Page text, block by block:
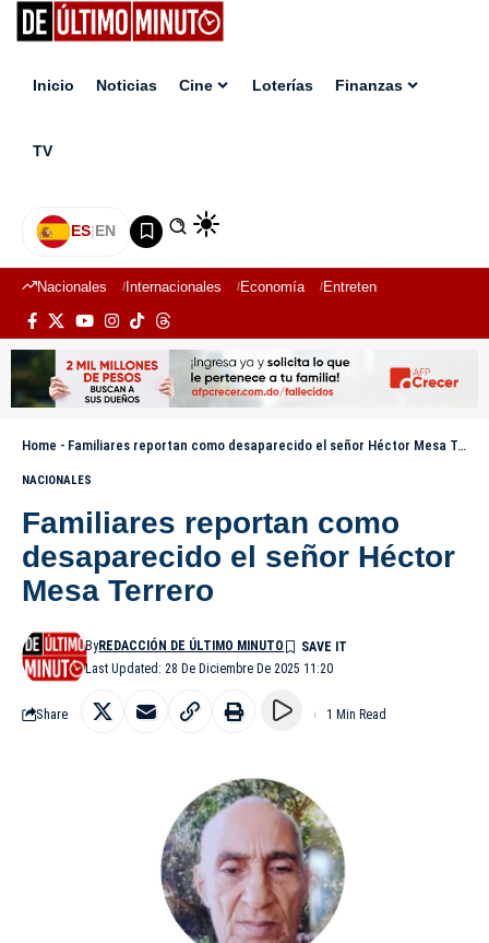
Inicio Noticias Cine Loterías Finanzas
TV
ES|EN
Nacionales Internacionales Economía Entretenimiento
Home - Familiares reportan como desaparecido el señor Héctor Mesa Terrero
NACIONALES
Familiares reportan como
desaparecido el señor Héctor
Mesa Terrero
Last Updated: 28 De Diciembre De 2025 11:20
ByREDACCIÓN DE ÚLTIMO MINUTO
Share 1 Min Read